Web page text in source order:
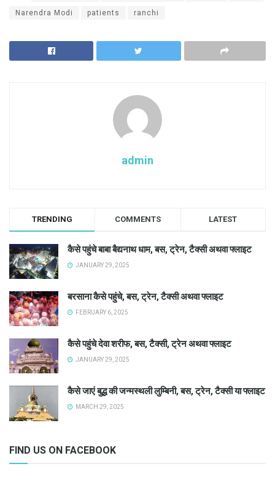
Narendra Modi patients ranchi
admin
TRENDING COMMENTS LATEST
कैसे पहुंचे बाबा बैद्यनाथ धाम, बस, ट्रेन, टैक्सी अथवा फ्लाइट
JANUARY 29, 2025
बरसाना कैसे पहुंचे, बस, ट्रेन, टैक्सी अथवा फ्लाइट
FEBRUARY 6, 2025
कैसे पहुंचे देवा शरीफ, बस, टैक्सी, ट्रेन अथवा फ्लाइट
JANUARY 29, 2025
कैसे जाएं बुद्ध की जन्मस्थली लुम्बिनी, बस, ट्रेन, टैक्सी या फ्लाइट
MARCH 29, 2025
FIND US ON FACEBOOK